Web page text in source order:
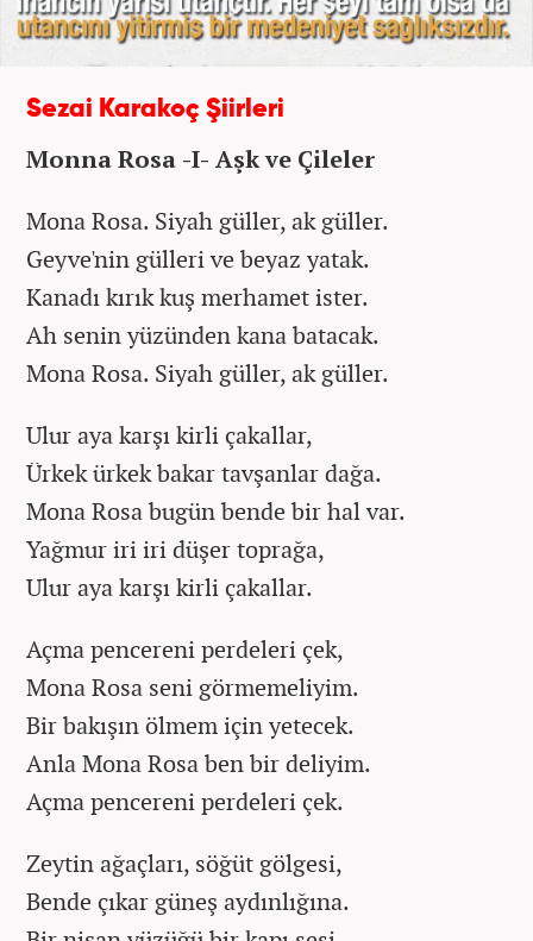
Sezai Karakoç Şiirleri
Monna Rosa -I- Aşk ve Çileler
Mona Rosa. Siyah güller, ak güller.
Geyve'nin gülleri ve beyaz yatak.
Kanadı kırık kuş merhamet ister.
Ah senin yüzünden kana batacak.
Mona Rosa. Siyah güller, ak güller.
Ulur aya karşı kirli çakallar,
Ürkek ürkek bakar tavşanlar dağa.
Mona Rosa bugün bende bir hal var.
Yağmur iri iri düşer toprağa,
Ulur aya karşı kirli çakallar.
Açma pencereni perdeleri çek,
Mona Rosa seni görmemeliyim.
Bir bakışın ölmem için yetecek.
Anla Mona Rosa ben bir deliyim.
Açma pencereni perdeleri çek.
Zeytin ağaçları, söğüt gölgesi,
Bende çıkar güneş aydınlığına.